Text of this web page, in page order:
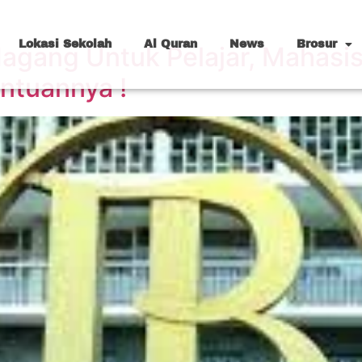
Lokasi Sekolah Al Quran News Brosur
Untuk Pelajar,
!